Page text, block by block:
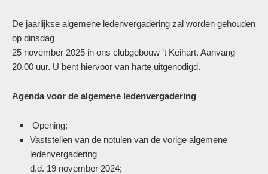
De jaarlijkse algemene ledenvergadering zal worden gehouden
op dinsdag
25 november 2025 in ons clubgebouw ’t Keihart. Aanvang
20.00 uur. U bent hiervoor van harte uitgenodigd.
Agenda voor de algemene ledenvergadering
Opening;
Vaststellen van de notulen van de vorige algemene
ledenvergadering
d.d. 19 november 2024;